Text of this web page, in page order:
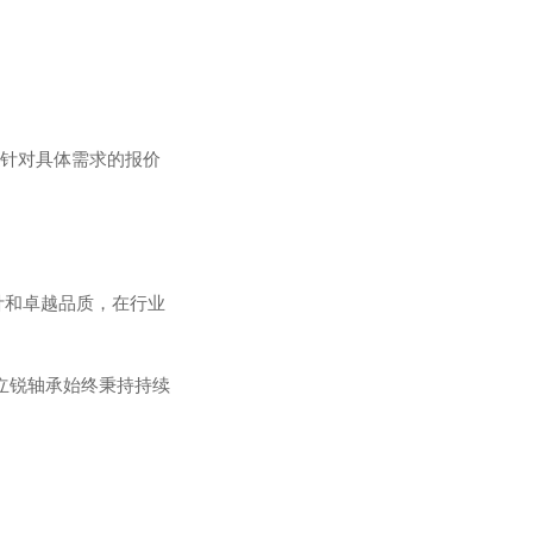
对具体需求的报价
卓越品质，在行业
锐轴承始终秉持持续